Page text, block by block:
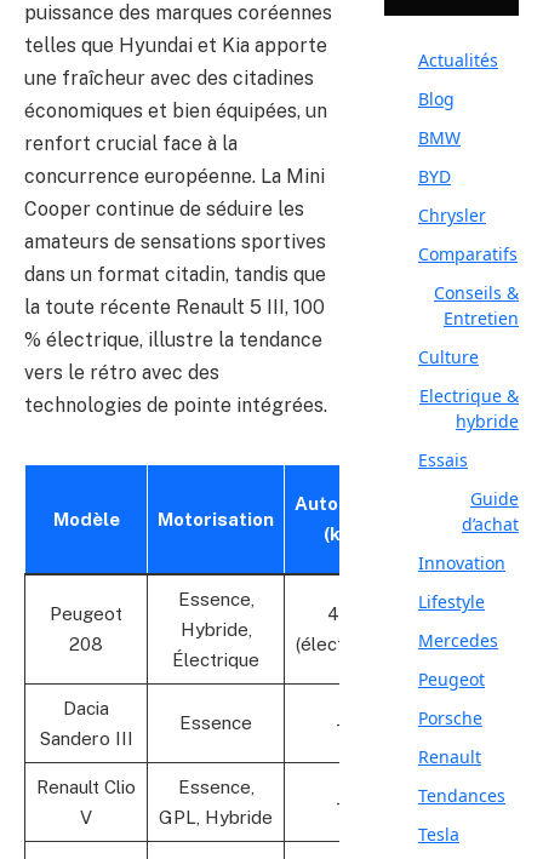
puissance des marques coréennes
telles que Hyundai et Kia apporte
une fraîcheur avec des citadines
économiques et bien équipées, un
renfort crucial face à la
concurrence européenne. La Mini
Cooper continue de séduire les
amateurs de sensations sportives
dans un format citadin, tandis que
la toute récente Renault 5 III, 100
% électrique, illustre la tendance
vers le rétro avec des
technologies de pointe intégrées.
Modèle Motorisation
Autonomie
(km)
Prix de
départ
Peugeot
208
Essence,
Hybride,
Électrique
400
(électrique)
22 000
Dacia
Sandero III
Essence — 12 990
Renault Clio
V
Essence,
GPL, Hybride
— 19 900
Actualités
Blog
BMW
BYD
Chrysler
Comparatifs
Conseils &
Entretien
Culture
Electrique &
hybride
Essais
Guide
d’achat
Innovation
Lifestyle
Mercedes
Peugeot
Porsche
Renault
Tendances
Tesla